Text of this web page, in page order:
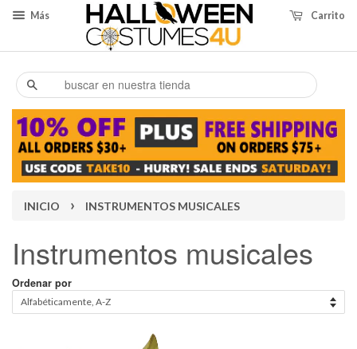
Más Carrito
Buscar
INICIO › INSTRUMENTOS MUSICALES
Instrumentos musicales
Ordenar por